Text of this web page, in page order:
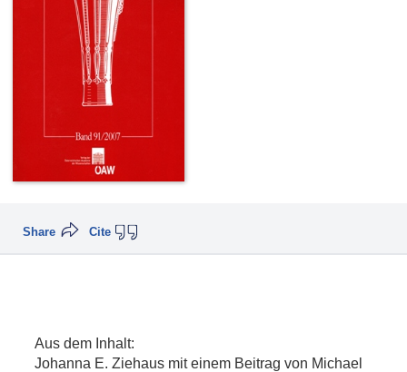
Cite
Share
Aus dem Inhalt:
Johanna E. Ziehaus mit einem Beitrag von Michael